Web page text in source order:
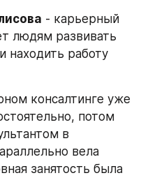
- карьерный
людям развивать
находить работу
консалтинге уже
потом
в
вела
занятость была